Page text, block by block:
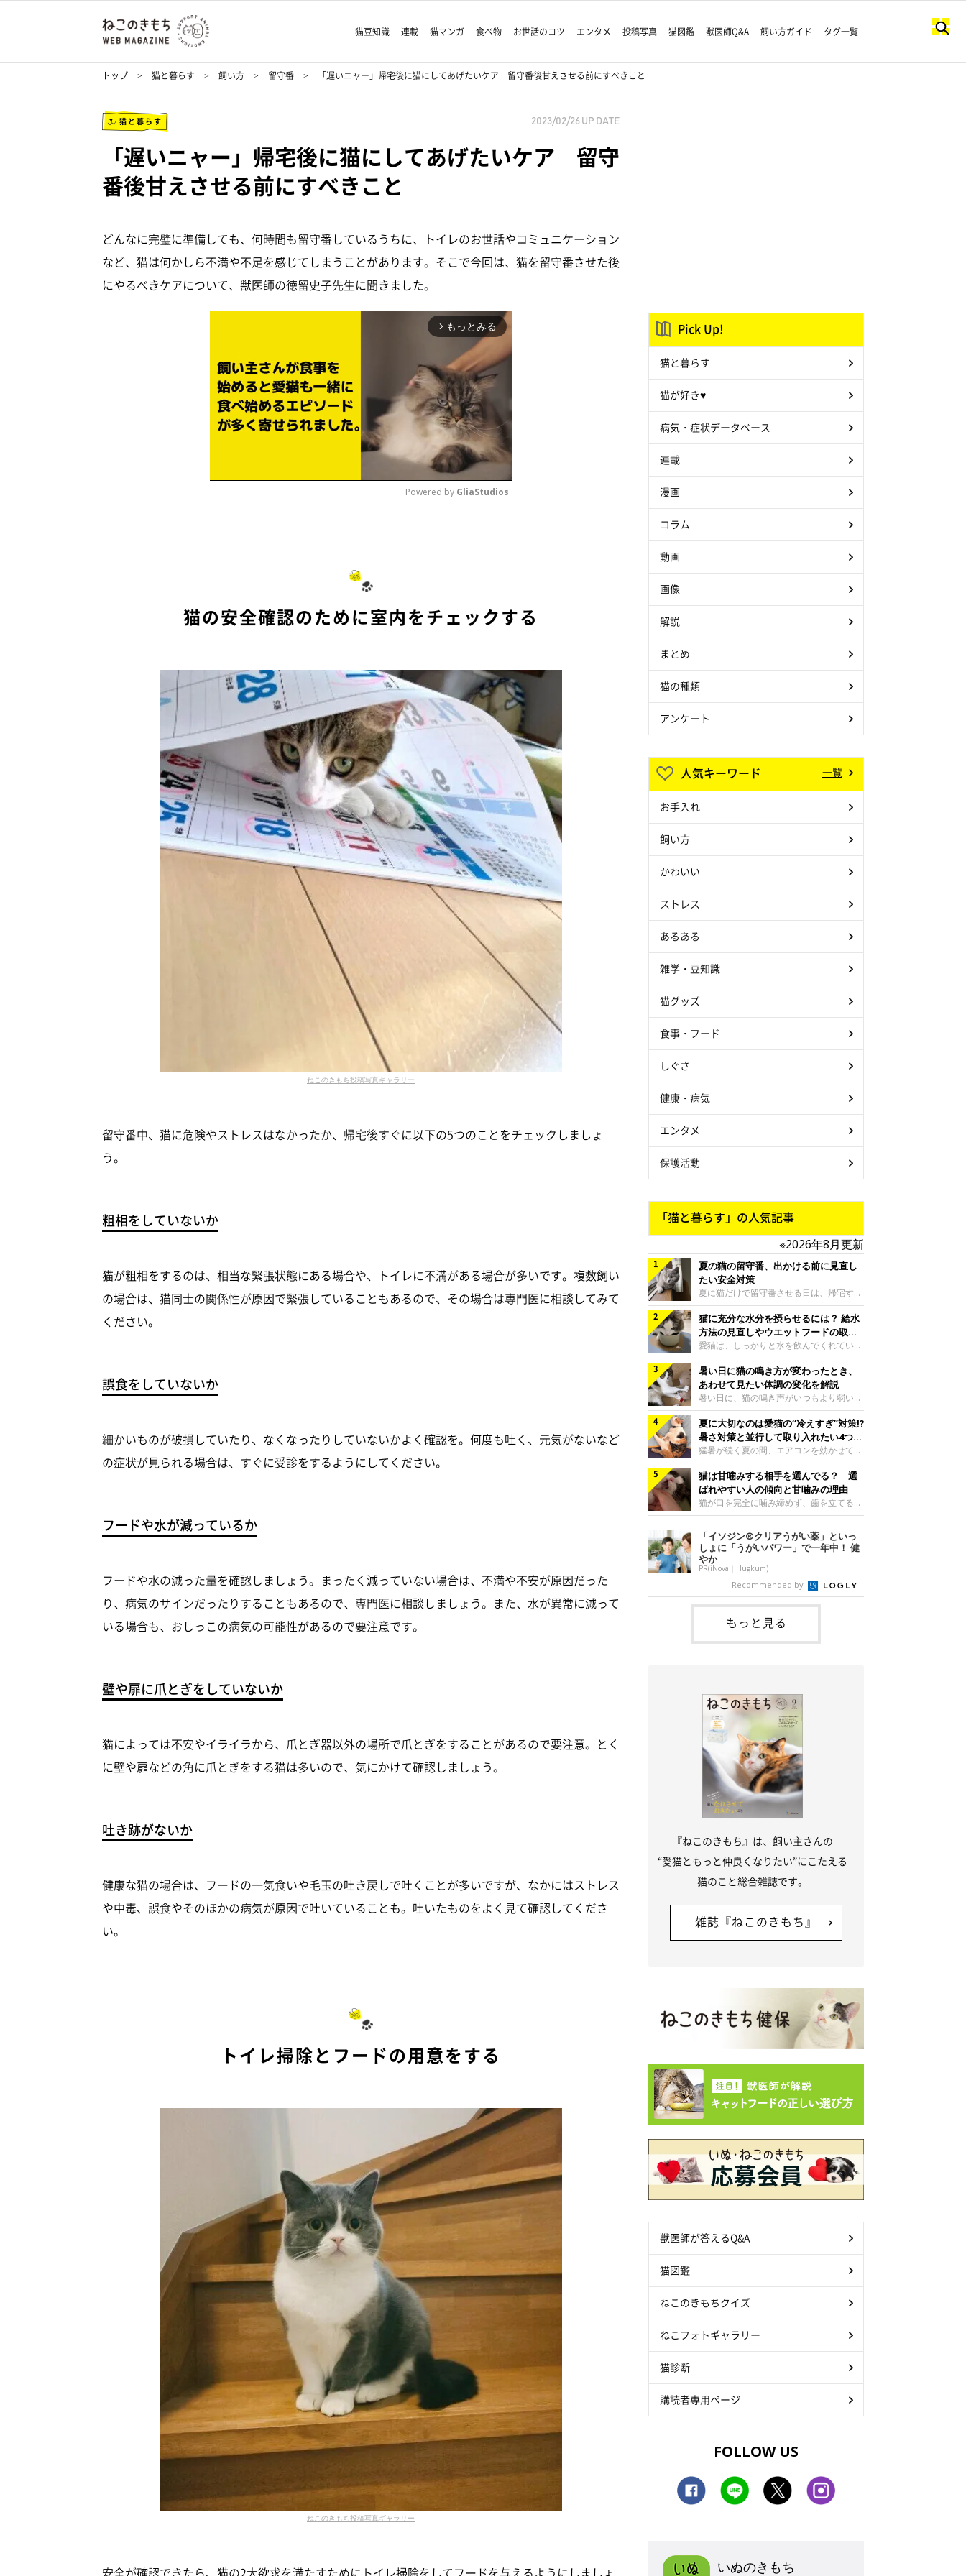
猫豆知識 連載 猫マンガ 食べ物 お世話のコツ エンタメ 投稿写真 猫図鑑 獣医師Q&A 飼い方ガイド タグ一覧
トップ 猫と暮らす 飼い方 留守番 「遅いニャー」帰宅後に猫にしてあげたいケア 留守番後甘えさせる前にすべきこと
猫と暮らす 2023/02/26 UP DATE
「遅いニャー」帰宅後に猫にしてあげたいケア 留守
番後甘えさせる前にすべきこと
どんなに完璧に準備しても、何時間も留守番しているうちに、トイレのお世話やコミュニケーション
など、猫は何かしら不満や不足を感じてしまうことがあります。そこで今回は、猫を留守番させた後
にやるべきケアについて、獣医師の徳留史子先生に聞きました。
arrow_forward_ios もっとみる
Powered by GliaStudios
猫の安全確認のために室内をチェックする
ねこのきもち投稿写真ギャラリー
留守番中、猫に危険やストレスはなかったか、帰宅後すぐに以下の5つのことをチェックしましょ
う。
粗相をしていないか
猫が粗相をするのは、相当な緊張状態にある場合や、トイレに不満がある場合が多いです。複数飼い
の場合は、猫同士の関係性が原因で緊張していることもあるので、その場合は専門医に相談してみて
ください。
誤食をしていないか
細かいものが破損していたり、なくなったりしていないかよく確認を。何度も吐く、元気がないなど
の症状が見られる場合は、すぐに受診をするようにしてください。
フードや水が減っているか
フードや水の減った量を確認しましょう。まったく減っていない場合は、不満や不安が原因だった
り、病気のサインだったりすることもあるので、専門医に相談しましょう。また、水が異常に減って
いる場合も、おしっこの病気の可能性があるので要注意です。
壁や扉に爪とぎをしていないか
猫によっては不安やイライラから、爪とぎ器以外の場所で爪とぎをすることがあるので要注意。とく
に壁や扉などの角に爪とぎをする猫は多いので、気にかけて確認しましょう。
吐き跡がないか
健康な猫の場合は、フードの一気食いや毛玉の吐き戻しで吐くことが多いですが、なかにはストレス
や中毒、誤食やそのほかの病気が原因で吐いていることも。吐いたものをよく見て確認してくださ
い。
トイレ掃除とフードの用意をする
ねこのきもち投稿写真ギャラリー
安全が確認できたら、猫の2大欲求を満たすためにトイレ掃除をしてフードを与えるようにしましょ
Pick Up!
猫と暮らす
猫が好き♥
病気・症状データベース
連載
漫画
コラム
動画
画像
解説
まとめ
猫の種類
アンケート
人気キーワード 一覧
お手入れ
飼い方
かわいい
ストレス
あるある
雑学・豆知識
猫グッズ
食事・フード
しぐさ
健康・病気
エンタメ
保護活動
「猫と暮らす」の人気記事
※2026年8月更新
夏の猫の留守番、出かける前に見直し
たい安全対策
夏に猫だけで留守番させる日は、帰宅する
まで部屋が暑くなりすぎないか、水は足り
るかと気になる飼い主さんもいるでしょ
う。家の中なら安全と思っていても、日中
は室温が急に上がることがあります。留守
中の暑さから猫を守るために準備したいこ
とや、帰宅後に見たいサインなどについ
て、ねこのきもち獣医師相談室の岡本りさ
先生に伺いました。 留守中は室温が急に
上がることがあるねこのきもち投稿写真ギ
ャラリー夏の日中は、エアコンが切れると
室温が急に上昇する場合があります。猫は
自分で涼しい場所を探すのが得意ですが、
部屋全体が暑くなれ
猫に充分な水分を摂らせるには？ 給水
方法の見直しやウエットフードの取り
入れ方を解説
愛猫は、しっかりと水を飲んでくれていま
すか？ 夏場はエアコンで室内が涼しいこ
ともあり、猫があまり水を飲まないこと
も。積極的に水分を摂らせるためには、給
水方法を見直したり、フードから水分を摂
らせたりする方法があります。今回は獣医
師の重本仁先生に、猫に水分を摂らせるた
めにできるためできる工夫を教えていただ
きました。ボウルの高さを愛猫の好みにね
このきもち投稿写真ギャラリー水飲みボウ
ルの高さは、猫が飲むときに頭が胃より下
にならないように設定すると飲みやすいで
しょう。首を深く折り曲げずに済むため、
関節や食道への負
暑い日に猫の鳴き方が変わったとき、
あわせて見たい体調の変化を解説
暑い日に、猫の鳴き声がいつもより弱い、
かすれる、しつこく鳴くなど、ふだんと違
って聞こえることがあります。 そんなと
き、あわせてどのような様子を確認したら
よいのでしょうか。暑い日に猫の鳴き方が
変わるときの見方や注意したい体調の変化
などについて、ねこのきもち獣医師相談室
の山口みき先生に伺いました。 鳴き方の
変化だけで判断せず、全身の様子も確認し
てねこのきもち投稿写真ギャラリー猫の鳴
ように見えることがあります。 ただ、鳴
き声だけで原因を決めるのは難しく、体調
や環境の変化を
夏に大切なのは愛猫の“冷えすぎ”対策⁉
暑さ対策と並行して取り入れたい4つの
工夫
猛暑が続く夏の間、エアコンを効かせて室
内を冷やしますよね。しかし、人にとって
は快適な温度でも、猫にとっては温度が低
すぎることも。暑さ対策と並行して、冷え
すぎ対策もしっかりと行うことが大切で
す。今回は獣医師の重本仁先生に、猫の冷
えすぎを防ぐ4つの対策を教えていただき
ました。（1） 冷房の効いていない部屋に
行き来できるようにするねこのきもち投稿
写真ギャラリー猫が寒いと感じたときに、
冷気から逃れる「逃げ場」を用意しておき
ましょう。冷房の効いていない部屋や廊下
へも自由に行き来できるように、ドアは猫
が通れる程度に
猫は甘噛みする相手を選んでる？ 選
ばれやすい人の傾向と甘噛みの理由
猫が口を完全に噛み締めず、歯を立てる程
度に噛む“甘噛み”。遊びやスキンシップの
ときに繰り出すことがありますが、同じ家
族でも噛まれる頻度に違いがあると感じる
ことも。ねこのきもちWEB MAGAZINEで
は、飼い主さんたちにアンケートを実施
し、愛猫が甘噛みする相手を選んでいると
感じる状況を教えてもらいました。また、
ねこのきもち獣医師相談室の原駿太朗先生
には、実際に猫は甘噛みする相手を選んで
いるのか、その真相をお聞きします。約6
割の飼い主さんが「甘噛みする相手を選ん
「イソジン®クリアうがい薬」といっ
しょに「うがいパワー」で一年中！ 健
やか
PR(iNova｜Hugkum)
Recommended by
もっと見る
『ねこのきもち』は、飼い主さんの
“愛猫ともっと仲良くなりたい”にこたえる
猫のこと総合雑誌です。
雑誌『ねこのきもち』
獣医師が答えるQ&A
猫図鑑
ねこのきもちクイズ
ねこフォトギャラリー
猫診断
購読者専用ページ
FOLLOW US
いぬのきもち